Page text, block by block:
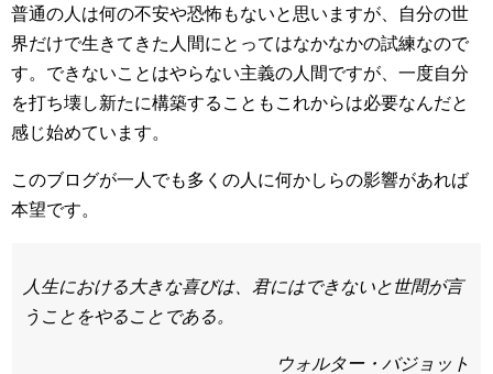
普通の人は何の不安や恐怖もないと思いますが、自分の世
界だけで生きてきた人間にとってはなかなかの試練なので
す。できないことはやらない主義の人間ですが、一度自分
を打ち壊し新たに構築することもこれからは必要なんだと
感じ始めています。
このブログが一人でも多くの人に何かしらの影響があれば
本望です。
人生における大きな喜びは、君にはできないと世間が言
うことをやることである。
ウォルター・バジョット